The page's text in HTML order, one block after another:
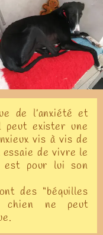
de l’anxiété et
exister une
vis à vis de
de vivre le
est pour lui son
des “béquilles
chien ne peut